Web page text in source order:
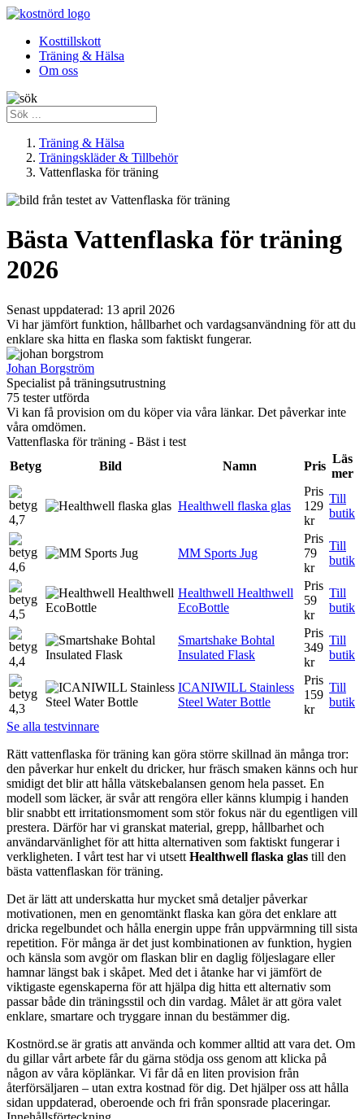
Kosttillskott
Träning & Hälsa
Om oss
Träning & Hälsa
Träningskläder & Tillbehör
Vattenflaska för träning
Bästa Vattenflaska för träning
2026
Senast uppdaterad: 13 april 2026
Vi har jämfört funktion, hållbarhet och vardagsanvändning för att du
enklare ska hitta en flaska som faktiskt fungerar.
Johan Borgström
Specialist på träningsutrustning
75 tester utförda
Vi kan få provision om du köper via våra länkar. Det påverkar inte
våra omdömen.
Vattenflaska för träning - Bäst i test
Betyg
Bild Namn Pris
Läs
mer
4,7
Healthwell flaska glas
Pris
129
kr
Till
butik
4,6
MM Sports Jug
Pris
79
kr
Till
butik
4,5
Healthwell Healthwell
EcoBottle
Pris
59
kr
Till
butik
4,4
Smartshake Bohtal
Insulated Flask
Pris
349
kr
Till
butik
4,3
ICANIWILL Stainless
Steel Water Bottle
Pris
159
kr
Till
butik
Se alla testvinnare
Rätt vattenflaska för träning kan göra större skillnad än många tror:
den påverkar hur enkelt du dricker, hur fräsch smaken känns och hur
smidigt det blir att hålla vätskebalansen genom hela passet. En
modell som läcker, är svår att rengöra eller känns klumpig i handen
blir snabbt ett irritationsmoment som stör fokus när du egentligen vill
prestera. Därför har vi granskat material, grepp, hållbarhet och
användarvänlighet för att hitta alternativen som faktiskt fungerar i
verkligheten. I vårt test har vi utsett Healthwell flaska glas till den
bästa vattenflaskan för träning.
Det är lätt att underskatta hur mycket små detaljer påverkar
motivationen, men en genomtänkt flaska kan göra det enklare att
dricka regelbundet och hålla energin uppe från uppvärmning till sista
repetition. För många är det just kombinationen av funktion, hygien
och känsla som avgör om flaskan blir en daglig följeslagare eller
hamnar längst bak i skåpet. Med det i åtanke har vi jämfört de
viktigaste egenskaperna för att hjälpa dig hitta ett alternativ som
passar både din träningsstil och din vardag. Målet är att göra valet
enklare, smartare och tryggare innan du bestämmer dig.
Kostnörd.se är gratis att använda och kommer alltid att vara det. Om
du gillar vårt arbete får du gärna stödja oss genom att klicka på
någon av våra köplänkar. Vi får då en liten provision från
återförsäljaren – utan extra kostnad för dig. Det hjälper oss att hålla
sidan uppdaterad, oberoende och fri från sponsrade placeringar.